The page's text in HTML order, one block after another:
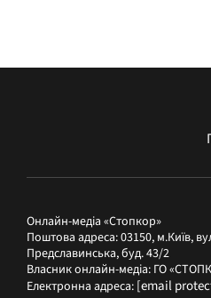
Онлайн-медіа «Стопкор»
Поштова адреса: 03150, м.Київ,
Предславинська, буд. 43/2
Власник онлайн-медіа: ГО
Електронна адреса: [email